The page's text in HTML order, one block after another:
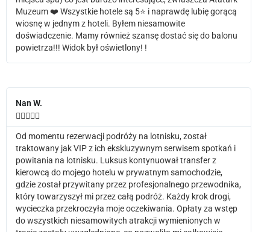
Muzeum ❤️ Wszystkie hotele są 5⭐️ i naprawdę lubię gorącą
wiosnę w jednym z hoteli. Byłem niesamowite
doświadczenie. Mamy również szansę dostać się do balonu
powietrza!!! Widok był oświetlony! !
Nan W.

Od momentu rezerwacji podróży na lotnisku, został
traktowany jak VIP z ich ekskluzywnym serwisem spotkań i
powitania na lotnisku. Luksus kontynuował transfer z
kierowcą do mojego hotelu w prywatnym samochodzie,
gdzie został przywitany przez profesjonalnego przewodnika,
który towarzyszył mi przez całą podróż. Każdy krok drogi,
wycieczka przekroczyła moje oczekiwania. Opłaty za wstęp
do wszystkich niesamowitych atrakcji wymienionych w